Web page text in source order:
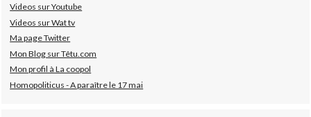
Videos sur Youtube
Videos sur Wat tv
Ma page Twitter
Mon Blog sur Têtu.com
Mon profil à La coopol
Homopoliticus - A paraître le 17 mai